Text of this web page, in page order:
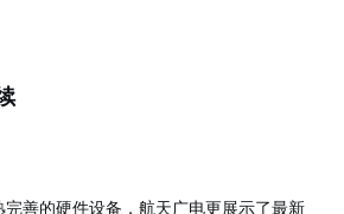
善的硬件设备，航天广电更展示了最新